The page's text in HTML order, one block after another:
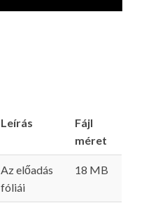
Leírás
Fájl
méret
Az előadás
fóliái
18 MB